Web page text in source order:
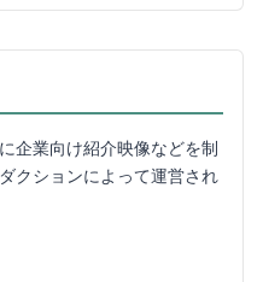
企業向け紹介映像などを制
クションによって運営され